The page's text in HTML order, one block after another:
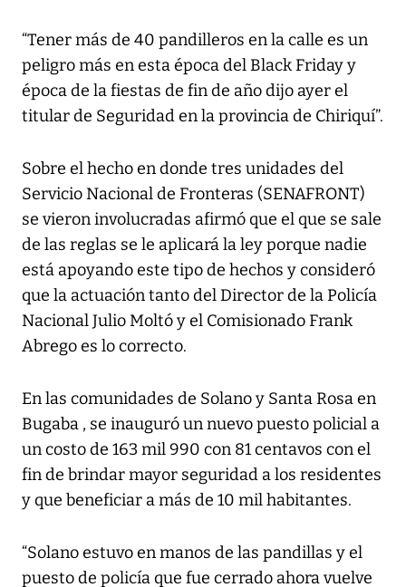
“Tener más de 40 pandilleros en la calle es un
peligro más en esta época del Black Friday y
época de la fiestas de fin de año dijo ayer el
titular de Seguridad en la provincia de Chiriquí”.
Sobre el hecho en donde tres unidades del
Servicio Nacional de Fronteras (SENAFRONT)
se vieron involucradas afirmó que el que se sale
de las reglas se le aplicará la ley porque nadie
está apoyando este tipo de hechos y consideró
que la actuación tanto del Director de la Policía
Nacional Julio Moltó y el Comisionado Frank
Abrego es lo correcto.
En las comunidades de Solano y Santa Rosa en
Bugaba , se inauguró un nuevo puesto policial a
un costo de 163 mil 990 con 81 centavos con el
fin de brindar mayor seguridad a los residentes
y que beneficiar a más de 10 mil habitantes.
“Solano estuvo en manos de las pandillas y el
puesto de policía que fue cerrado ahora vuelve